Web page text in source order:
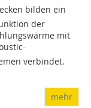
bilden ein
der
mit
verbindet.
mehr